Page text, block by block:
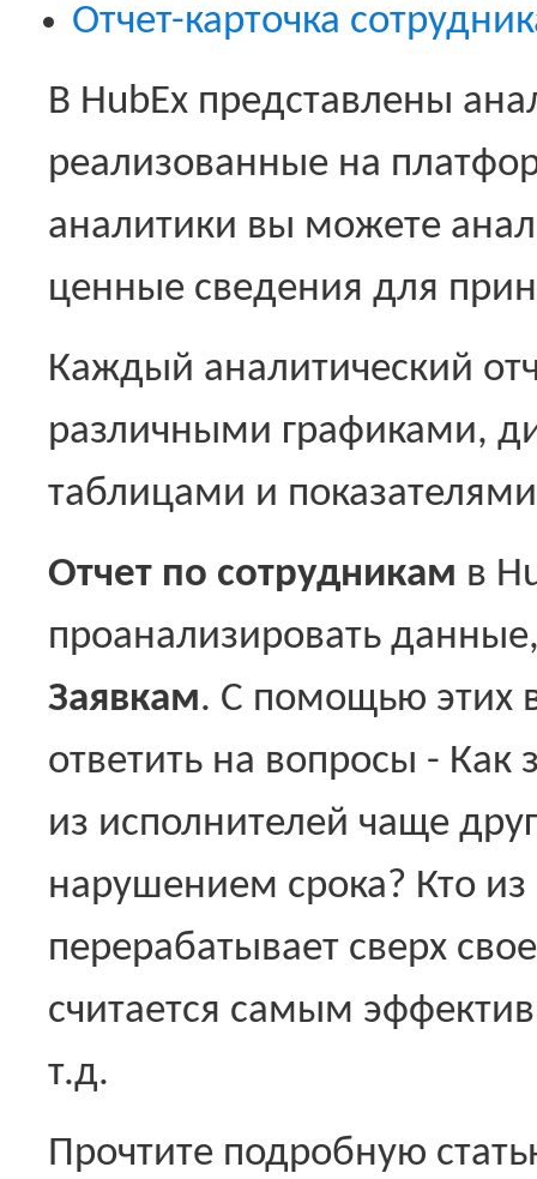
Отчет-карточка
В HubEx представлены
реализованные на
аналитики вы можете
ценные сведения для
Каждый аналитический
различными графиками,
таблицами и
Отчет по сотрудникам в
проанализировать
Заявкам. С помощью этих
ответить на вопросы -
из исполнителей чаще
нарушением срока? Кто
перерабатывает сверх
считается самым
т.д.
Прочтите подробную